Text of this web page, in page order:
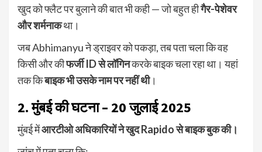
खुद को फ्लैट पर बुलाने की बात भी कही — जो बहुत हीगैर-पेशेवर
और शर्मनाकथा।
जब Abhimanyu ने ड्राइवर को पकड़ा, तब पता चला कि वह
किसी और कीफर्जी ID से लॉगिनकरके बाइक चला रहा था। यहां
तक किबाइक भी उसके नाम पर नहीं थी।
2. मुंबई की घटना – 20 जुलाई 2025
मुंबई मेंआरटीओ अधिकारियों ने खुद Rapido से बाइक बुक की।